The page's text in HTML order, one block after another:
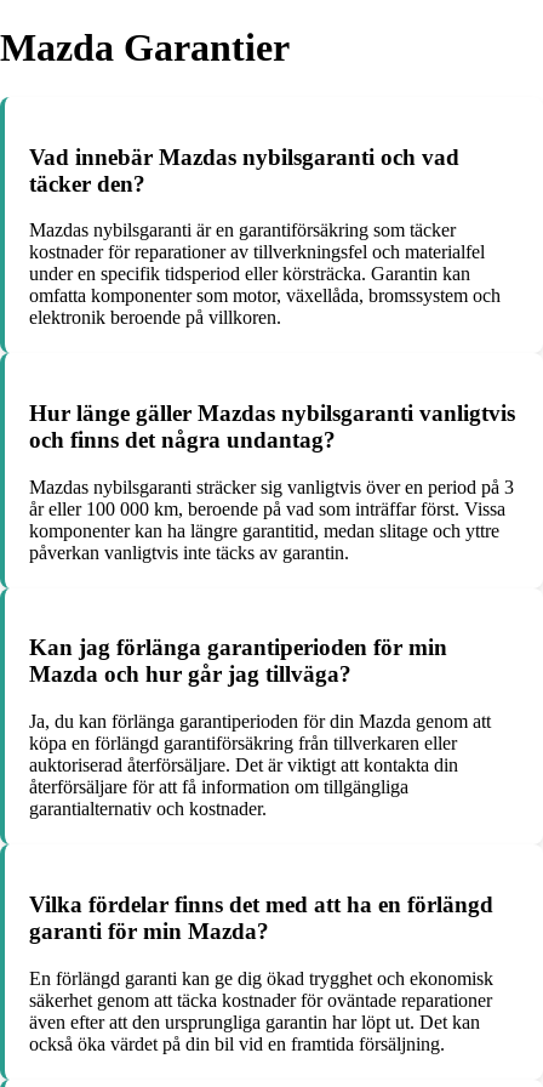
Mazda Garantier
Vad innebär Mazdas nybilsgaranti och vad
täcker den?
Mazdas nybilsgaranti är en garantiförsäkring som täcker
kostnader för reparationer av tillverkningsfel och materialfel
under en specifik tidsperiod eller körsträcka. Garantin kan
omfatta komponenter som motor, växellåda, bromssystem och
elektronik beroende på villkoren.
Hur länge gäller Mazdas nybilsgaranti vanligtvis
och finns det några undantag?
Mazdas nybilsgaranti sträcker sig vanligtvis över en period på 3
år eller 100 000 km, beroende på vad som inträffar först. Vissa
komponenter kan ha längre garantitid, medan slitage och yttre
påverkan vanligtvis inte täcks av garantin.
Kan jag förlänga garantiperioden för min
Mazda och hur går jag tillväga?
Ja, du kan förlänga garantiperioden för din Mazda genom att
köpa en förlängd garantiförsäkring från tillverkaren eller
auktoriserad återförsäljare. Det är viktigt att kontakta din
återförsäljare för att få information om tillgängliga
garantialternativ och kostnader.
Vilka fördelar finns det med att ha en förlängd
garanti för min Mazda?
En förlängd garanti kan ge dig ökad trygghet och ekonomisk
säkerhet genom att täcka kostnader för oväntade reparationer
även efter att den ursprungliga garantin har löpt ut. Det kan
också öka värdet på din bil vid en framtida försäljning.